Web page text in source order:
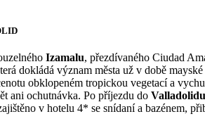
Izamalu, přezdívaného Ciudad
dokládá význam města už v době
obklopeném tropickou vegetací a
ani ochutnávka. Po příjezdu do Valladolidu
v hotelu 4* se snídaní a bazénem,